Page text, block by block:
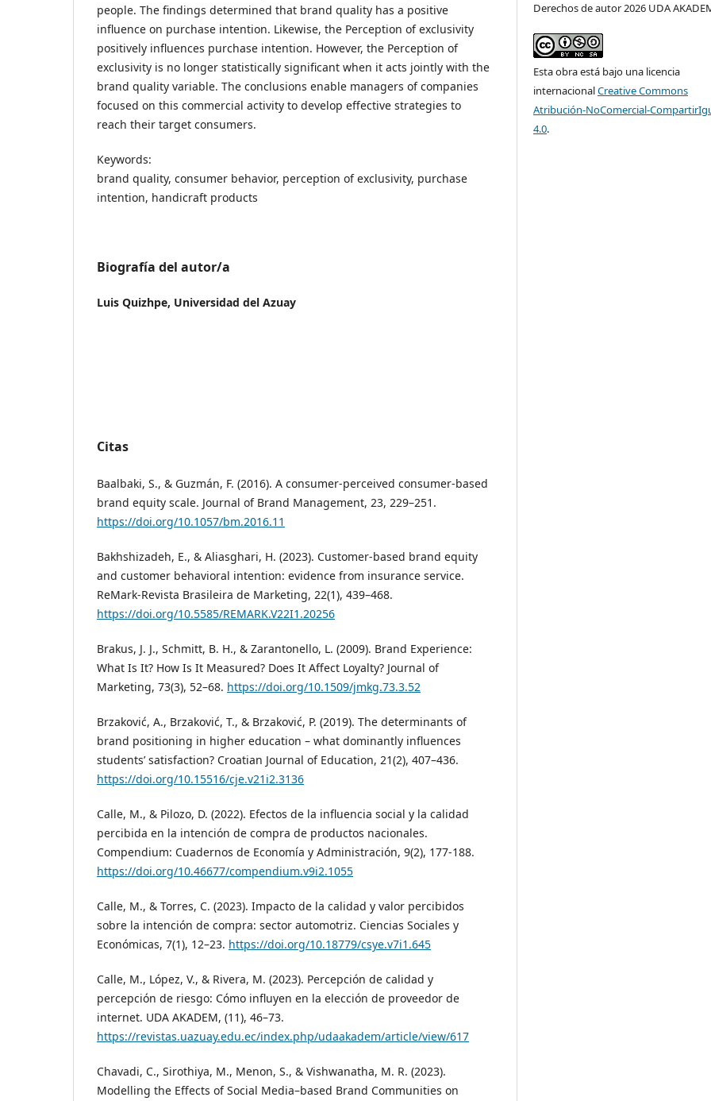
people. The findings determined that brand quality has a positive
influence on purchase intention. Likewise, the Perception of exclusivity
positively influences purchase intention. However, the Perception of
exclusivity is no longer statistically significant when it acts jointly with the
brand quality variable. The conclusions enable managers of companies
focused on this commercial activity to develop effective strategies to
reach their target consumers.
Keywords:
brand quality, consumer behavior, perception of exclusivity, purchase
intention, handicraft products
Biografía del autor/a
Luis Quizhpe, Universidad del Azuay
Citas
Baalbaki, S., & Guzmán, F. (2016). A consumer-perceived consumer-based
brand equity scale. Journal of Brand Management, 23, 229–251.
https://doi.org/10.1057/bm.2016.11
Bakhshizadeh, E., & Aliasghari, H. (2023). Customer-based brand equity
and customer behavioral intention: evidence from insurance service.
ReMark-Revista Brasileira de Marketing, 22(1), 439–468.
https://doi.org/10.5585/REMARK.V22I1.20256
Brakus, J. J., Schmitt, B. H., & Zarantonello, L. (2009). Brand Experience:
What Is It? How Is It Measured? Does It Affect Loyalty? Journal of
Marketing, 73(3), 52–68. https://doi.org/10.1509/jmkg.73.3.52
Brzaković, A., Brzaković, T., & Brzaković, P. (2019). The determinants of
brand positioning in higher education – what dominantly influences
students’ satisfaction? Croatian Journal of Education, 21(2), 407–436.
https://doi.org/10.15516/cje.v21i2.3136
Calle, M., & Pilozo, D. (2022). Efectos de la influencia social y la calidad
percibida en la intención de compra de productos nacionales.
Compendium: Cuadernos de Economía y Administración, 9(2), 177-188.
https://doi.org/10.46677/compendium.v9i2.1055
Calle, M., & Torres, C. (2023). Impacto de la calidad y valor percibidos
sobre la intención de compra: sector automotriz. Ciencias Sociales y
Económicas, 7(1), 12–23. https://doi.org/10.18779/csye.v7i1.645
Calle, M., López, V., & Rivera, M. (2023). Percepción de calidad y
percepción de riesgo: Cómo influyen en la elección de proveedor de
internet. UDA AKADEM, (11), 46–73.
https://revistas.uazuay.edu.ec/index.php/udaakadem/article/view/617
Chavadi, C., Sirothiya, M., Menon, S., & Vishwanatha, M. R. (2023).
Modelling the Effects of Social Media–based Brand Communities on
Derechos de autor 2026 UDA
Esta obra está bajo una licencia
internacionalCreative Commons
Atribución-NoComercial-
4.0.